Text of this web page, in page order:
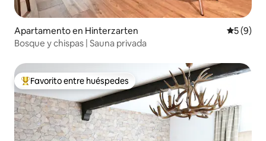
Apartamento en Hinterzarten
5 (9)
Bosque y chispas | Sauna privada
Favorito entre huéspedes preferido
Favorito entre huéspedes